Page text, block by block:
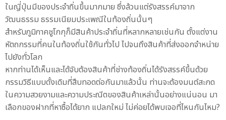
ในญี่ปุ่นมีของประจำถิ่นขึ้นมากมาย ซึ่งล้วนแต่รังสรรค์มาจาก
วัฒนธรรม ธรรมเนียมประเพณีในท้องถิ่นนั้นๆ
สำหรับภูมิภาคชูโกกุก็มีสินค้าประจำถิ่นที่หลากหลายเช่นกัน ตั้งแต่งาน
หัตถกรรมที่คนในท้องถิ่นใช้กันทั่วไป ไปจนถึงสินค้าที่ส่งออกจำหน่าย
ไปยังทั่วโลก
หากท่านได้เห็นและได้จับต้องสินค้าที่ช่างท้องถิ่นได้รังสรรค์ขึ้นด้วย
กรรมวิธีแบบดั้งเดิมที่สืบทอดต่อกันมาแล้วนั้น ท่านจะต้องมนต์สะกด
ในความสวยงามและความประณีตของสินค้าเหล่านั้นอย่างแน่นอน มา
เลือกของฝากที่หาซื้อได้ยาก แปลกใหม่ ไม่ค่อยได้พบเจอที่ไหนกันไหม?